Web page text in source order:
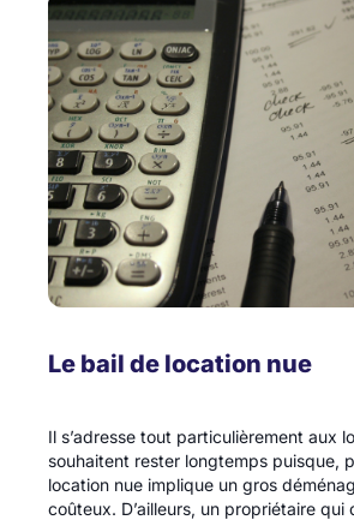
Le bail de location nue
Il s’adresse tout particulièrement aux
souhaitent rester longtemps puisque,
location nue implique un gros
coûteux. D’ailleurs, un propriétaire qui